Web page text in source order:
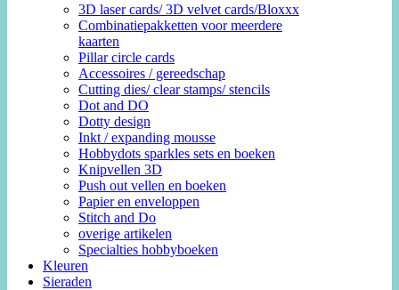
3D laser cards/ 3D velvet cards/Bloxxx
Combinatiepakketten voor meerdere
kaarten
Pillar circle cards
Accessoires / gereedschap
Cutting dies/ clear stamps/ stencils
Dot and DO
Dotty design
Inkt / expanding mousse
Hobbydots sparkles sets en boeken
Knipvellen 3D
Push out vellen en boeken
Papier en enveloppen
Stitch and Do
overige artikelen
Specialties hobbyboeken
Kleuren
Sieraden